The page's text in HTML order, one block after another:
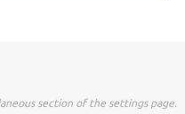
section of the settings page.